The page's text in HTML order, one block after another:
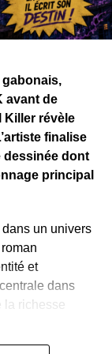
avant de
Killer révèle
finalise
dessinée dont
principal
dans un univers
et
dans
la richesse